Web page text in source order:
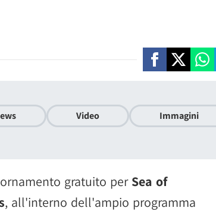
Video Immagini
gratuito per Sea of
, all'interno dell'ampio programma